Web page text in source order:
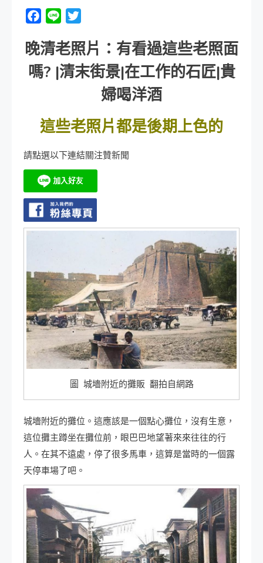
Facebook
Line
晚清老照片：有看過這些老照面
嗎? |清末街景|在工作的石匠|貴
婦喝洋酒
這些老照片都是後期上色的
請點選以下連結關注贊新聞
圖 城墻附近的攤販 翻拍自網路
城墻附近的攤位。這應該是一個點心攤位，沒有生意，
這位攤主蹲坐在攤位前，眼巴巴地望著來來往往的行
人。在其不遠處，停了很多馬車，這算是當時的一個露
天停車場了吧。